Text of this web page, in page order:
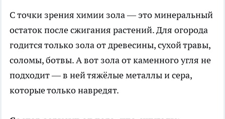
С точки зрения химии зола — это минеральный
остаток после сжигания растений. Для огорода
годится только зола от древесины, сухой травы,
соломы, ботвы. А вот зола от каменного угля не
подходит — в ней тяжёлые металлы и сера,
которые только навредят.